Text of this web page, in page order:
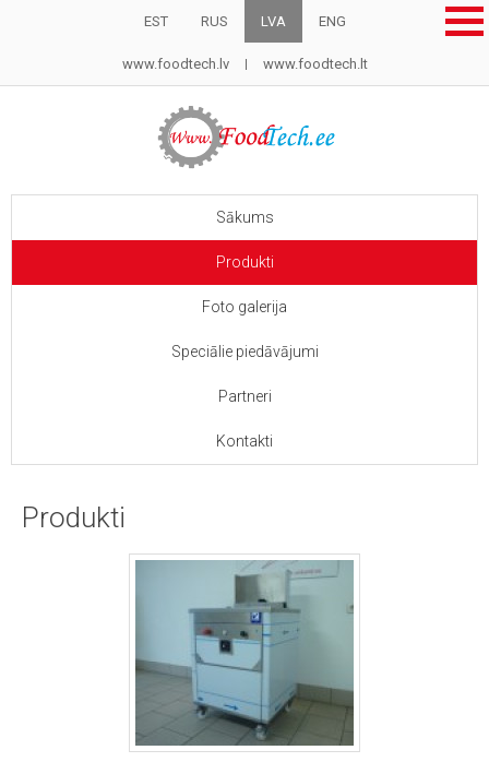
EST RUS LVA ENG
www.foodtech.lv www.foodtech.lt
Sākums
Produkti
Foto galerija
Speciālie piedāvājumi
Partneri
Kontakti
Produkti